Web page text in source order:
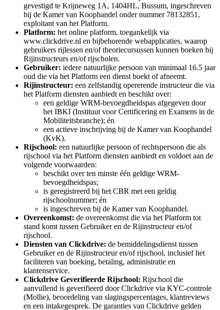
gevestigd te Krijneweg 1A, 1404HL, Bussum, ingeschreven
bij de Kamer van Koophandel onder nummer 78132851,
exploitant van het Platform.
Platform: het online platform, toegankelijk via
www.clickdrive.nl en bijbehorende webapplicaties, waarop
gebruikers rijlessen en/of theoriecursussen kunnen boeken bij
Rijinstructeurs en/of rijscholen.
Gebruiker: iedere natuurlijke persoon van minimaal 16.5 jaar
oud die via het Platform een dienst boekt of afneemt.
Rijinstructeur: een zelfstandig opererende instructeur die via
het Platform diensten aanbiedt en beschikt over:
een geldige WRM-bevoegdheidspas afgegeven door
het IBKI (Instituut voor Certificering en Examens in de
Mobiliteitsbranche); én
een actieve inschrijving bij de Kamer van Koophandel
(KvK).
Rijschool: een natuurlijke persoon of rechtspersoon die als
rijschool via het Platform diensten aanbiedt en voldoet aan de
volgende voorwaarden:
beschikt over ten minste één geldige WRM-
bevoegdheidspas;
is geregistreerd bij het CBR met een geldig
rijschoolnummer; én
is ingeschreven bij de Kamer van Koophandel.
Overeenkomst: de overeenkomst die via het Platform tot
stand komt tussen Gebruiker en de Rijinstructeur en/of
rijschool.
Diensten van Clickdrive: de bemiddelingsdienst tussen
Gebruiker en de Rijinstructeur en/of rijschool, inclusief het
faciliteren van boeking, betaling, administratie en
klantenservice.
Clickdrive Geverifieerde Rijschool: Rijschool die
aanvullend is geverifieerd door Clickdrive via KYC-controle
(Mollie), beoordeling van slagingspercentages, klantreviews
en een intakegesprek. De garanties van Clickdrive gelden